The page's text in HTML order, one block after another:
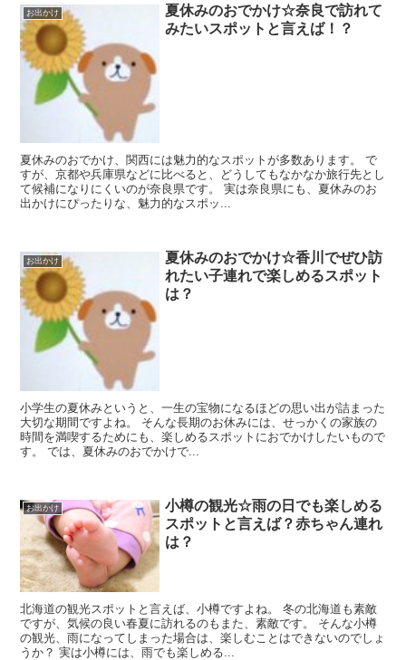
お出かけ
夏休みのおでかけ☆奈良で訪れて
みたいスポットと言えば！？
夏休みのおでかけ、関西には魅力的なスポットが多数あります。 で
すが、京都や兵庫県などに比べると、どうしてもなかなか旅行先とし
て候補になりにくいのが奈良県です。 実は奈良県にも、夏休みのお
出かけにぴったりな、魅力的なスポッ...
お出かけ
夏休みのおでかけ☆香川でぜひ訪
れたい子連れで楽しめるスポット
は？
小学生の夏休みというと、一生の宝物になるほどの思い出が詰まった
大切な期間ですよね。 そんな長期のお休みには、せっかくの家族の
時間を満喫するためにも、楽しめるスポットにおでかけしたいもので
す。 では、夏休みのおでかけで...
お出かけ
小樽の観光☆雨の日でも楽しめる
スポットと言えば？赤ちゃん連れ
は？
北海道の観光スポットと言えば、小樽ですよね。 冬の北海道も素敵
ですが、気候の良い春夏に訪れるのもまた、素敵です。 そんな小樽
の観光、雨になってしまった場合は、楽しむことはできないのでしょ
うか？ 実は小樽には、雨でも楽しめる...